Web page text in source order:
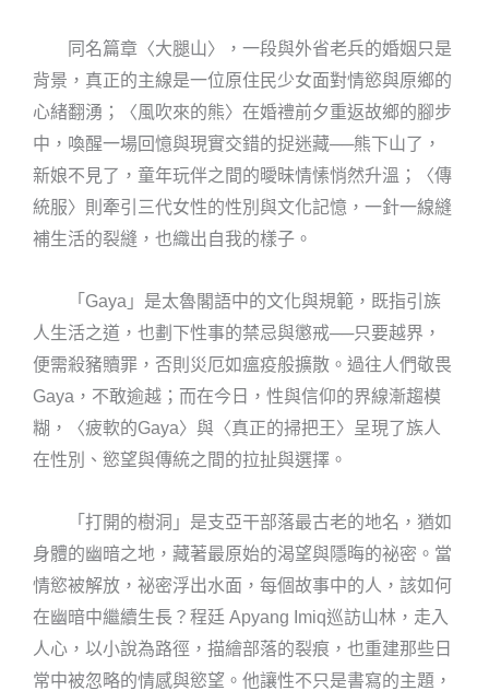
同名篇章〈大腿山〉，一段與外省老兵的婚姻只是
背景，真正的主線是一位原住民少女面對情慾與原鄉的
心緒翻湧；〈風吹來的熊〉在婚禮前夕重返故鄉的腳步
中，喚醒一場回憶與現實交錯的捉迷藏──熊下山了，
新娘不見了，童年玩伴之間的曖昧情愫悄然升溫；〈傳
統服〉則牽引三代女性的性別與文化記憶，一針一線縫
補生活的裂縫，也織出自我的樣子。
「Gaya」是太魯閣語中的文化與規範，既指引族
人生活之道，也劃下性事的禁忌與懲戒──只要越界，
便需殺豬贖罪，否則災厄如瘟疫般擴散。過往人們敬畏
Gaya，不敢逾越；而在今日，性與信仰的界線漸趨模
糊，〈疲軟的Gaya〉與〈真正的掃把王〉呈現了族人
在性別、慾望與傳統之間的拉扯與選擇。
「打開的樹洞」是支亞干部落最古老的地名，猶如
身體的幽暗之地，藏著最原始的渴望與隱晦的祕密。當
情慾被解放，祕密浮出水面，每個故事中的人，該如何
在幽暗中繼續生長？程廷 Apyang Imiq巡訪山林，走入
人心，以小說為路徑，描繪部落的裂痕，也重建那些日
常中被忽略的情感與慾望。他讓性不只是書寫的主題，